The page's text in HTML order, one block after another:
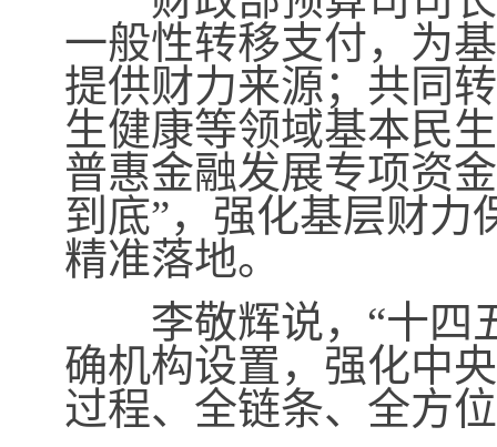
一般性转移支付，为
提供财力来源；共同
生健康等领域基本民
普惠金融发展专项资
到底”，强化基层财力
精准落地。
李敬辉说，“十四五
确机构设置，强化中
过程、全链条、全方